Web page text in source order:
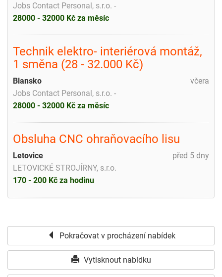
Jobs Contact Personal, s.r.o. -
28000 - 32000 Kč za měsíc
Technik elektro- interiérová montáž,
1 směna (28 - 32.000 Kč)
včera
Blansko
Jobs Contact Personal, s.r.o. -
28000 - 32000 Kč za měsíc
Obsluha CNC ohraňovacího lisu
před 5 dny
Letovice
LETOVICKÉ STROJÍRNY, s.r.o.
170 - 200 Kč za hodinu
Pokračovat v procházení nabídek
Vytisknout nabídku